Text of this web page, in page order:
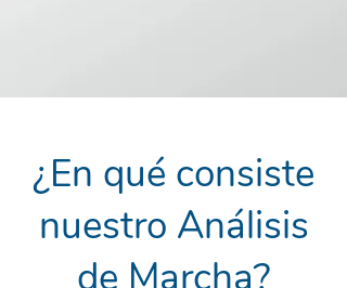
¿En qué consiste
nuestro Análisis